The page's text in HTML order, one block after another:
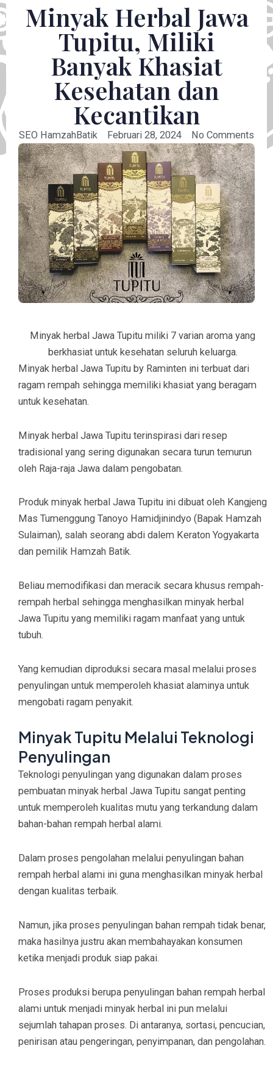
Minyak Herbal Jawa
Tupitu, Miliki
Banyak Khasiat
Kesehatan dan
Kecantikan
SEO HamzahBatik Februari 28, 2024 No Comments
Minyak herbal Jawa Tupitu miliki 7 varian aroma yang
berkhasiat untuk kesehatan seluruh keluarga.
Minyak herbal Jawa Tupitu by Raminten ini terbuat dari
ragam rempah sehingga memiliki khasiat yang beragam
untuk kesehatan.
Minyak herbal Jawa Tupitu terinspirasi dari resep
tradisional yang sering digunakan secara turun temurun
oleh Raja-raja Jawa dalam pengobatan.
Produk minyak herbal Jawa Tupitu ini dibuat oleh Kangjeng
Mas Tumenggung Tanoyo Hamidjinindyo (Bapak Hamzah
Sulaiman), salah seorang abdi dalem Keraton Yogyakarta
dan pemilik Hamzah Batik.
Beliau memodifikasi dan meracik secara khusus rempah-
rempah herbal sehingga menghasilkan minyak herbal
Jawa Tupitu yang memiliki ragam manfaat yang untuk
tubuh.
Yang kemudian diproduksi secara masal melalui proses
penyulingan untuk memperoleh khasiat alaminya untuk
mengobati ragam penyakit.
Minyak Tupitu Melalui Teknologi
Penyulingan
Teknologi penyulingan yang digunakan dalam proses
pembuatan minyak herbal Jawa Tupitu sangat penting
untuk memperoleh kualitas mutu yang terkandung dalam
bahan-bahan rempah herbal alami.
Dalam proses pengolahan melalui penyulingan bahan
rempah herbal alami ini guna menghasilkan minyak herbal
dengan kualitas terbaik.
Namun, jika proses penyulingan bahan rempah tidak benar,
maka hasilnya justru akan membahayakan konsumen
ketika menjadi produk siap pakai.
Proses produksi berupa penyulingan bahan rempah herbal
alami untuk menjadi minyak herbal ini pun melalui
sejumlah tahapan proses. Di antaranya, sortasi, pencucian,
penirisan atau pengeringan, penyimpanan, dan pengolahan.